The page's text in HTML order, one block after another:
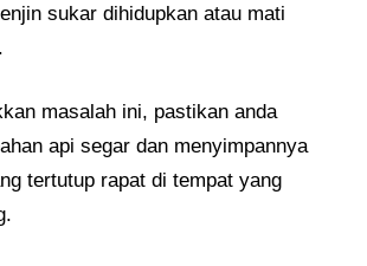
sukar dihidupkan atau mati
masalah ini, pastikan anda
api segar dan menyimpannya
tertutup rapat di tempat yang